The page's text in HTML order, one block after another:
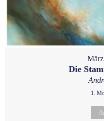
Die
1.